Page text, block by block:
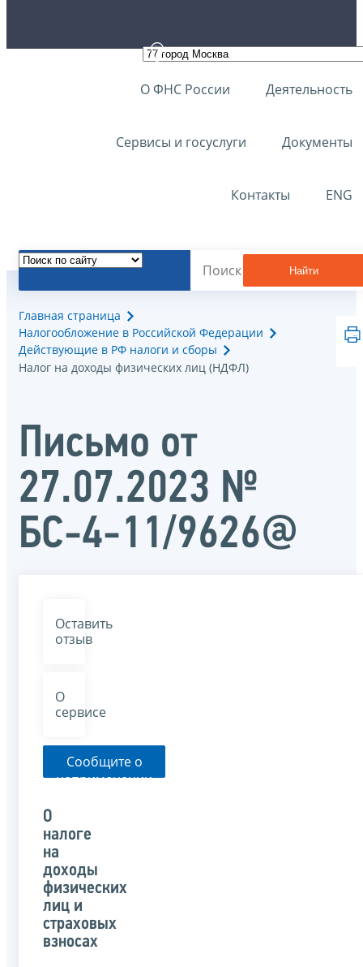
О ФНС России Деятельность
Сервисы и госуслуги Документы
Контакты ENG
Найти
Главная страница
Налогообложение в Российской Федерации
Действующие в РФ налоги и сборы
Налог на доходы физических лиц (НДФЛ)
Письмо от
27.07.2023 №
БС-4-11/9626@
Оставить
отзыв
О
сервисе
Сообщите о
неприменении
указанного
О
налоге
на
доходы
физических
лиц и
страховых
взносах